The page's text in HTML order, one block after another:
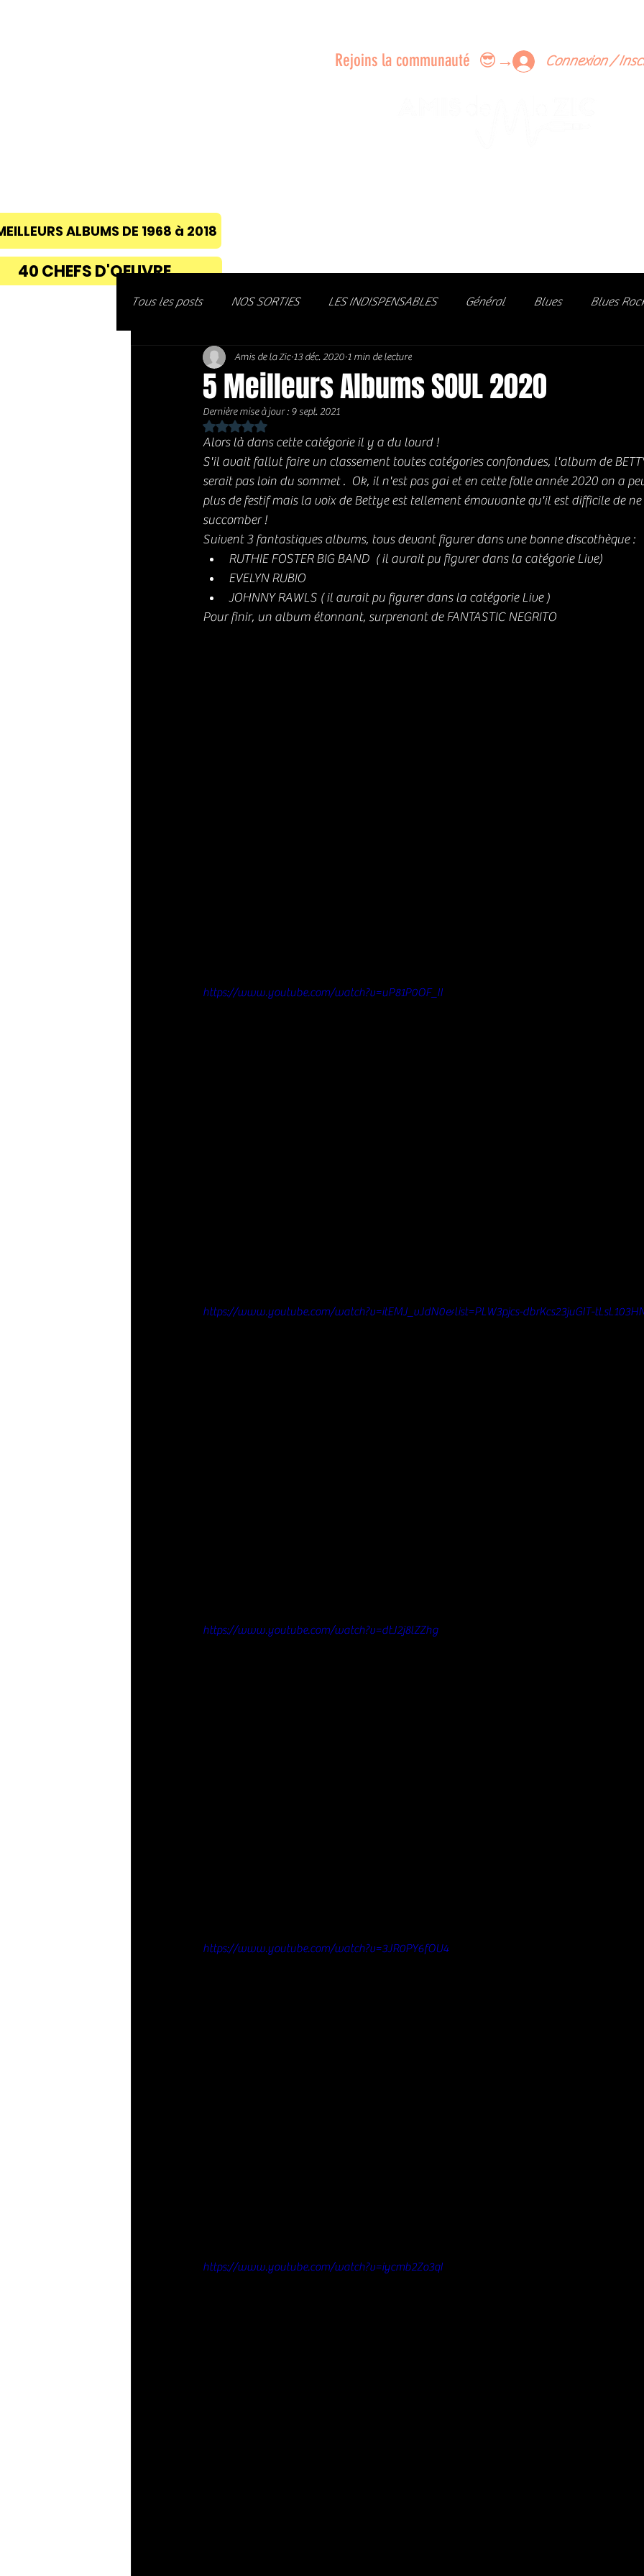
Connexion /
ALBUMS DE 1968 à 2018
Découvrez des artistes, vibrez aux concerts et rejoignez une
Rejoins la communauté 😎→
40 CHEFS D'OEUVRE
Tous les posts NOS SORTIES LES INDISPENSABLES Général Blues Blues
Soft Rock / Folk Jazz Soul / Funk / Rhythm Blues
Country / Americana
5 Meilleurs Albums SOUL 2020
Amis de la Zic 13 déc. 2020 1 min de lecture
Dernière mise à jour :9 sept. 2021
Noté NaN étoiles sur 5.
Alors là dans cette catégorie il y a du lourd !
S'il avait fallut faire un classement toutes catégories confondues, l'album de
serait pas loin du sommet .  Ok, il n'est pas gai et en cette folle année 2020 on a
plus de festif mais la voix de Bettye est tellement émouvante qu'il est difficile de ne
succomber !
Suivent 3 fantastiques albums, tous devant figurer dans une bonne discothèque :
RUTHIE FOSTER BIG BAND  ( il aurait pu figurer dans la catégorie Live)
EVELYN RUBIO
JOHNNY RAWLS ( il aurait pu figurer dans la catégorie Live )
Pour finir, un album étonnant, surprenant de FANTASTIC NEGRITO
https://www.youtube.com/watch?v=uP81P0OF_II
https://www.youtube.com/watch?v=itEMJ_vJdN0&list=PLW3pjcs-dbrKcs23juGIT-
https://www.youtube.com/watch?v=dtJ2j8lZZhg
https://www.youtube.com/watch?v=3JR0PY6fOU4
https://www.youtube.com/watch?v=iycmb2Zo3qI